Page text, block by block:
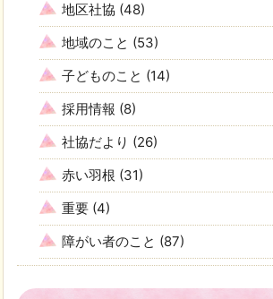
地区社協 (48)
地域のこと (53)
子どものこと (14)
採用情報 (8)
社協だより (26)
赤い羽根 (31)
重要 (4)
障がい者のこと (87)